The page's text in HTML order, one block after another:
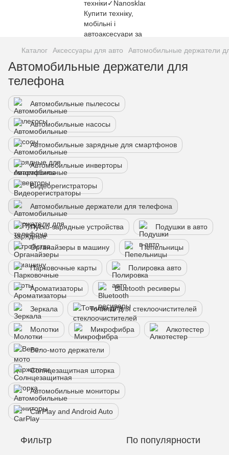
Каталог Аксессуары для авто Автомобильные держатели
Автомобильные держатели для
телефона
Автомобильные пылесосы
Автомобильные насосы
Автомобильные зарядные для смартфонов
Автомобильные инверторы
Видеорегистраторы
Автомобильные держатели для телефона
Пуско-зарядные устройства Подушки в авто
Органайзеры в машину Пепельницы
Парковочные карты Полировка авто
Ароматизаторы Bluetooth ресиверы
Зеркала Точилки для стеклоочистителей
Молотки Микрофибра Алкотестер
Вело-мото держатели
Солнцезащитная шторка
Автомобильные мониторы
CarPlay and Android Auto
Фильтр По популярности